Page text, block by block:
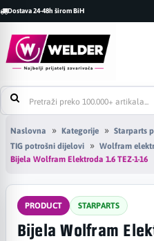
Dostava 24-48h širom BiH
Naslovna Kategorije
Starparts
TIG potrošni dijelovi
Wolfram
Bijela Wolfram Elektroda 1.6 TEZ-1-16
PRODUCT STARPARTS
Bijela Wolfram